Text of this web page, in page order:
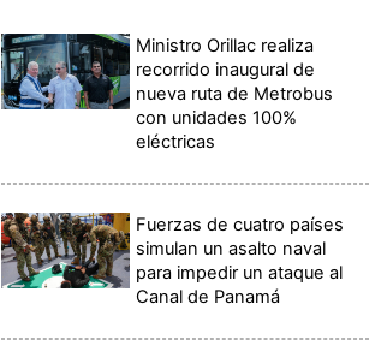
Ministro Orillac realiza
recorrido inaugural de
nueva ruta de Metrobus
con unidades 100%
eléctricas
Fuerzas de cuatro países
simulan un asalto naval
para impedir un ataque al
Canal de Panamá